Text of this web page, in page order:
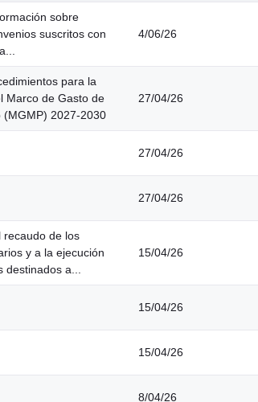
sobre
suscritos con
4/06/26
para la
Marco de Gasto de
(MGMP) 2027-2030
27/04/26
27/04/26
27/04/26
recaudo de los
y a la ejecución
a...
15/04/26
15/04/26
15/04/26
8/04/26